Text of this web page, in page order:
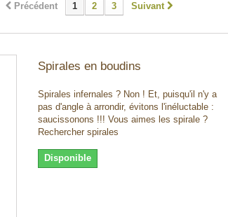
Précédent 1 2 3 Suivant
Spirales en boudins
Spirales infernales ? Non ! Et, puisqu'il n'y a
pas d'angle à arrondir, évitons l'inéluctable :
saucissonons !!! Vous aimes les spirale ?
Rechercher spirales
Disponible